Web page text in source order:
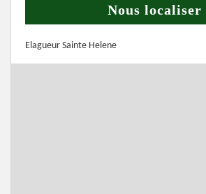
Nous localiser
Elagueur Sainte Helene